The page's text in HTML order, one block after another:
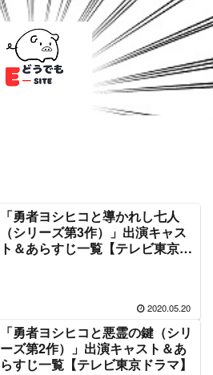
「勇者ヨシヒコと導かれし七人
（シリーズ第3作）」出演キャス
ト＆あらすじ一覧【テレビ東京ド
2020.05.20
「勇者ヨシヒコと悪霊の鍵（シリ
ーズ第2作）」出演キャスト＆あ
らすじ一覧【テレビ東京ドラマ】